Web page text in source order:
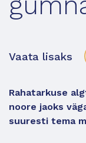
Vaata lisaks
Rahatarkuse
noore jaoks
suuresti tema